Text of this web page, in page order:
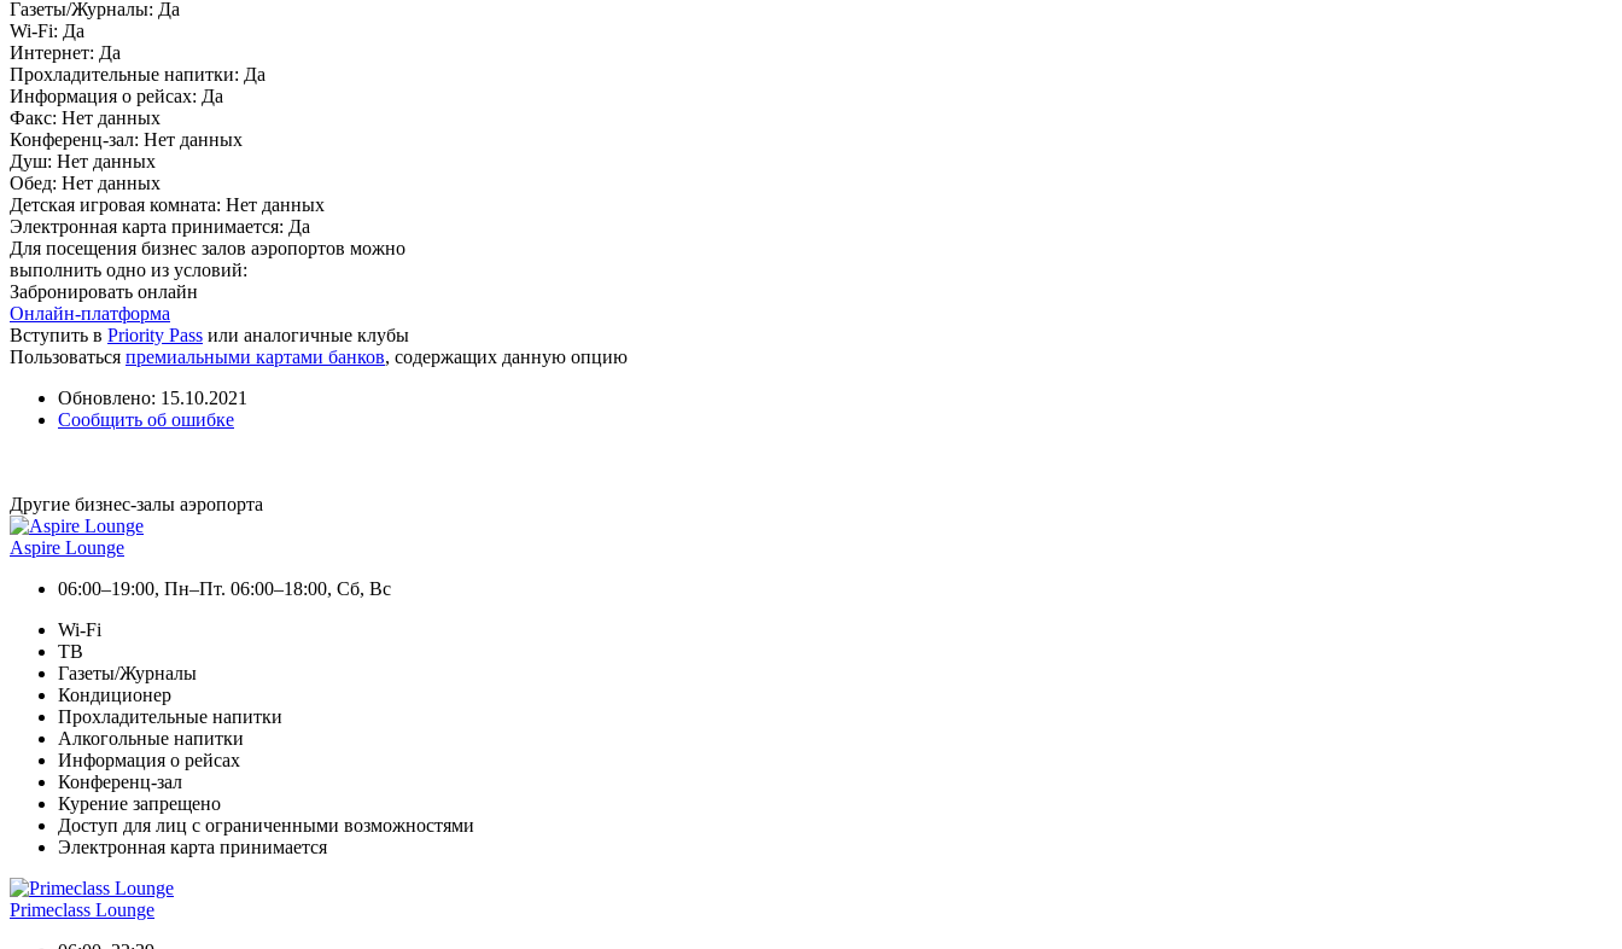
Газеты/Журналы: Да
Wi-Fi: Да
Интернет: Да
Прохладительные напитки: Да
Информация о рейсах: Да
Факс: Нет данных
Конференц-зал: Нет данных
Душ: Нет данных
Обед: Нет данных
Детская игровая комната: Нет данных
Электронная карта принимается: Да
Для посещения бизнес залов аэропортов можно
выполнить одно из условий:
Забронировать онлайн
Онлайн-платформа
Вступить в Priority Pass или аналогичные клубы
Пользоваться премиальными картами банков, содержащих данную опцию
Обновлено: 15.10.2021
Сообщить об ошибке
Другие бизнес-залы аэропорта
Aspire Lounge
06:00–19:00, Пн–Пт. 06:00–18:00, Сб, Вс
Wi-Fi
ТВ
Газеты/Журналы
Кондиционер
Прохладительные напитки
Алкогольные напитки
Информация о рейсах
Конференц-зал
Курение запрещено
Доступ для лиц с ограниченными возможностями
Электронная карта принимается
Primeclass Lounge